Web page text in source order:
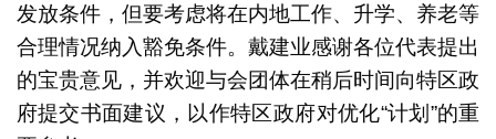
发放条件，但要考虑将在内地工作、升学、养老等
合理情况纳入豁免条件。戴建业感谢各位代表提出
的宝贵意见，并欢迎与会团体在稍后时间向特区政
府提交书面建议，以作特区政府对优化“计划”的重